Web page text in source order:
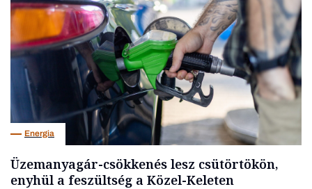
Energia
Üzemanyagár-csökkenés lesz csütörtökön,
enyhül a feszültség a Közel-Keleten